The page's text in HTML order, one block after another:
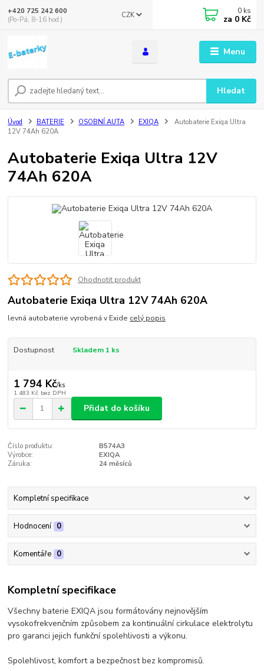
Menu
CZK
Hledat
+420 725 242 600
(Po-Pá, 8-16 hod.)
0 ks
za 0 Kč
Úvod BATERIE OSOBNÍ AUTA EXIQA
Autobaterie Exiqa Ultra
12V 74Ah 620A
Autobaterie Exiqa Ultra 12V
74Ah 620A
Ohodnotit produkt
Autobaterie Exiqa Ultra 12V 74Ah 620A
levná autobaterie vyrobená v Exide celý popis
Dostupnost Skladem 1 ks
1 794 Kč/ks
1 483 Kč bez DPH
Přidat do košíku
Číslo produktu:
B574A3
Výrobce:
EXIQA
Záruka:
24 měsíců
Kompletní specifikace
Hodnocení 0
Komentáře 0
Kompletní specifikace
Všechny baterie EXIQA jsou formátovány nejnovějším
vysokofrekvenčním způsobem za kontinuální cirkulace elektrolytu
pro garanci jejich funkční spolehlivosti a výkonu.
Spolehlivost, komfort a bezpečnost bez kompromisů.